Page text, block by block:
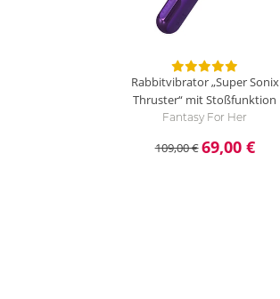
Rabbitvibrator „Super Sonix
Thruster“ mit Stoßfunktion
Fantasy For Her
109,00 €69,00 €